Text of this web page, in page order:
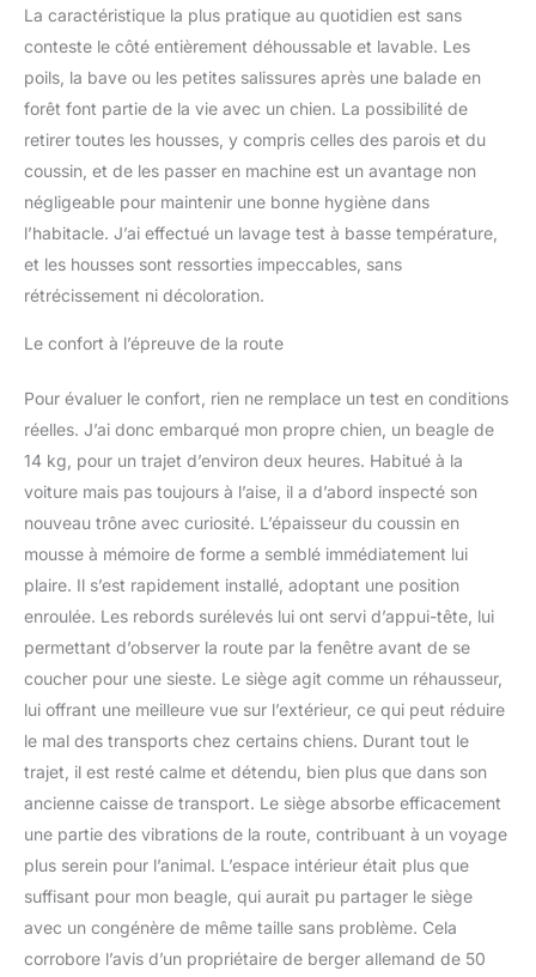
La caractéristique la plus pratique au quotidien est sans
conteste le côté entièrement déhoussable et lavable. Les
poils, la bave ou les petites salissures après une balade en
forêt font partie de la vie avec un chien. La possibilité de
retirer toutes les housses, y compris celles des parois et du
coussin, et de les passer en machine est un avantage non
négligeable pour maintenir une bonne hygiène dans
l’habitacle. J’ai effectué un lavage test à basse température,
et les housses sont ressorties impeccables, sans
rétrécissement ni décoloration.
Le confort à l’épreuve de la route
Pour évaluer le confort, rien ne remplace un test en conditions
réelles. J’ai donc embarqué mon propre chien, un beagle de
14 kg, pour un trajet d’environ deux heures. Habitué à la
voiture mais pas toujours à l’aise, il a d’abord inspecté son
nouveau trône avec curiosité. L’épaisseur du coussin en
mousse à mémoire de forme a semblé immédiatement lui
plaire. Il s’est rapidement installé, adoptant une position
enroulée. Les rebords surélevés lui ont servi d’appui-tête, lui
permettant d’observer la route par la fenêtre avant de se
coucher pour une sieste. Le siège agit comme un réhausseur,
lui offrant une meilleure vue sur l’extérieur, ce qui peut réduire
le mal des transports chez certains chiens. Durant tout le
trajet, il est resté calme et détendu, bien plus que dans son
ancienne caisse de transport. Le siège absorbe efficacement
une partie des vibrations de la route, contribuant à un voyage
plus serein pour l’animal. L’espace intérieur était plus que
suffisant pour mon beagle, qui aurait pu partager le siège
avec un congénère de même taille sans problème. Cela
corrobore l’avis d’un propriétaire de berger allemand de 50